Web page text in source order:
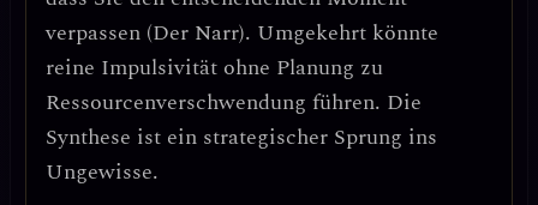
verpassen (Der Narr). Umgekehrt könnte
reine Impulsivität ohne Planung zu
Ressourcenverschwendung führen. Die
Synthese ist ein strategischer Sprung ins
Ungewisse.